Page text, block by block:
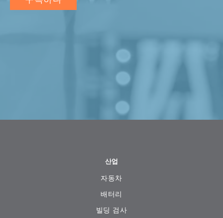
산업
자동차
배터리
빌딩 검사